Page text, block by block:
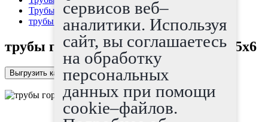
Трубы г/д
трубы горячедеформированные 63.5x6
трубы горячедеформированные 63.5x6
Выгрузить каталог в Excel
сервисов веб–
аналитики. Используя
сайт, вы соглашаетесь
на обработку
персональных
данных при помощи
cookie–файлов.